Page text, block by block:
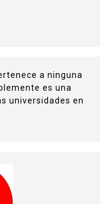
a ninguna
es una
universidades en